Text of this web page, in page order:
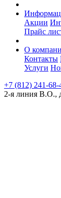
Акции
Прайс
О
Контакты
Услуги
+7 (812) 241-68-
2-я линия В.О.,